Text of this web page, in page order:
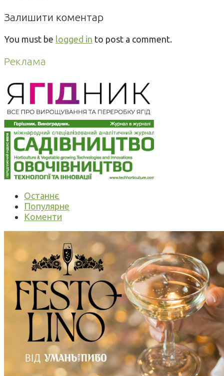
Залишити коментар
You must be logged in to post a comment.
Реклама
Останнє
Популярне
Коменти